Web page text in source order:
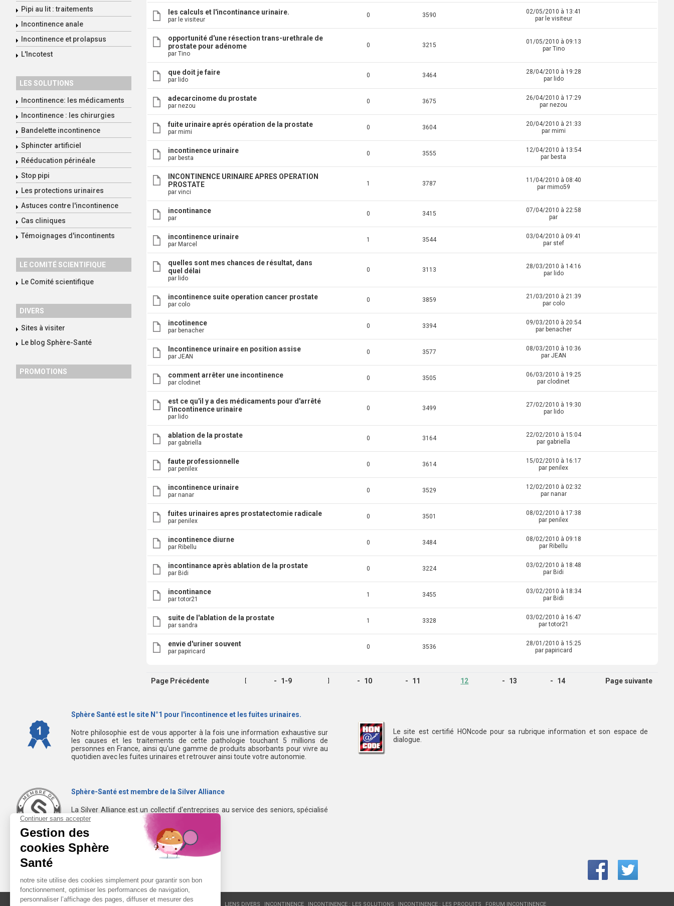
Pipi au lit : traitements
Incontinence anale
Incontinence et prolapsus
L'Incotest
LES SOLUTIONS
Incontinence: les médicaments
Incontinence : les chirurgies
Bandelette incontinence
Sphincter artificiel
Rééducation périnéale
Stop pipi
Les protections urinaires
Astuces contre l'incontinence
Cas cliniques
Témoignages d'incontinents
LE COMITÉ SCIENTIFIQUE
Le Comité scientifique
DIVERS
Sites à visiter
Le blog Sphère-Santé
PROMOTIONS
les calculs et l'incontinance urinaire.
par le visiteur
0 3590
02/05/2010 à 13:41
par le visiteur
opportunité d'une résection trans-urethrale de
prostate pour adénome
par Tino
0 3215
01/05/2010 à 09:13
par Tino
que doit je faire
par lido
0 3464
28/04/2010 à 19:28
par lido
adecarcinome du prostate
par nezou
0 3675
26/04/2010 à 17:29
par nezou
fuite urinaire aprés opération de la prostate
par mimi
0 3604
20/04/2010 à 21:33
par mimi
incontinence urinaire
par besta
0 3555
12/04/2010 à 13:54
par besta
INCONTINENCE URINAIRE APRES OPERATION
PROSTATE
par vinci
1 3787
11/04/2010 à 08:40
par mimo59
incontinance
par
0 3415
07/04/2010 à 22:58
par
incontinence urinaire
par Marcel
1 3544
03/04/2010 à 09:41
par stef
quelles sont mes chances de résultat, dans
quel délai
par lido
0 3113
28/03/2010 à 14:16
par lido
incontinence suite operation cancer prostate
par colo
0 3859
21/03/2010 à 21:39
par colo
incotinence
par benacher
0 3394
09/03/2010 à 20:54
par benacher
Incontinence urinaire en position assise
par JEAN
0 3577
08/03/2010 à 10:36
par JEAN
comment arrêter une incontinence
par clodinet
0 3505
06/03/2010 à 19:25
par clodinet
est ce qu'il y a des médicaments pour d'arrêté
l'incontinence urinaire
par lido
0 3499
27/02/2010 à 19:30
par lido
ablation de la prostate
par gabriella
0 3164
22/02/2010 à 15:04
par gabriella
faute professionnelle
par penilex
0 3614
15/02/2010 à 16:17
par penilex
incontinence urinaire
par nanar
0 3529
12/02/2010 à 02:32
par nanar
fuites urinaires apres prostatectomie radicale
par penilex
0 3501
08/02/2010 à 17:38
par penilex
incontinence diurne
par Ribellu
0 3484
08/02/2010 à 09:18
par Ribellu
incontinance après ablation de la prostate
par Bidi
0 3224
03/02/2010 à 18:48
par Bidi
incontinance
par totor21
1 3455
03/02/2010 à 18:34
par Bidi
suite de l'ablation de la prostate
par sandra
1 3328
03/02/2010 à 16:47
par totor21
envie d'uriner souvent
par papiricard
0 3536
28/01/2010 à 15:25
par papiricard
Page Précédente [ 1-9 ] 10 11 12 13 14 Page suivante
Sphère Santé est le site N°1 pour l'incontinence et les fuites urinaires.
Notre philosophie est de vous apporter à la fois une information exhaustive sur
les causes et les traitements de cette pathologie touchant 5 millions de
personnes en France, ainsi qu'une gamme de produits absorbants pour vivre au
quotidien avec les fuites urinaires et retrouver ainsi toute votre autonomie.
Le site est certifié HONcode pour sa rubrique information et son espace de
dialogue.
Sphère-Santé est membre de la Silver Alliance
La Silver Alliance est un collectif d'entreprises au service des seniors, spécialisé
dans le bien vieillir à domicile.
Découvrez la Silver Alliance
LIENS DIVERS INCONTINENCE INCONTINENCE : LES SOLUTIONS INCONTINENCE : LES PRODUITS FORUM INCONTINENCE